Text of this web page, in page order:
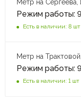
Метр на Сергеева,
Режим работы:
Есть в наличии: 8 шт
Метр на
Режим работы:
Есть в наличии: 1 шт